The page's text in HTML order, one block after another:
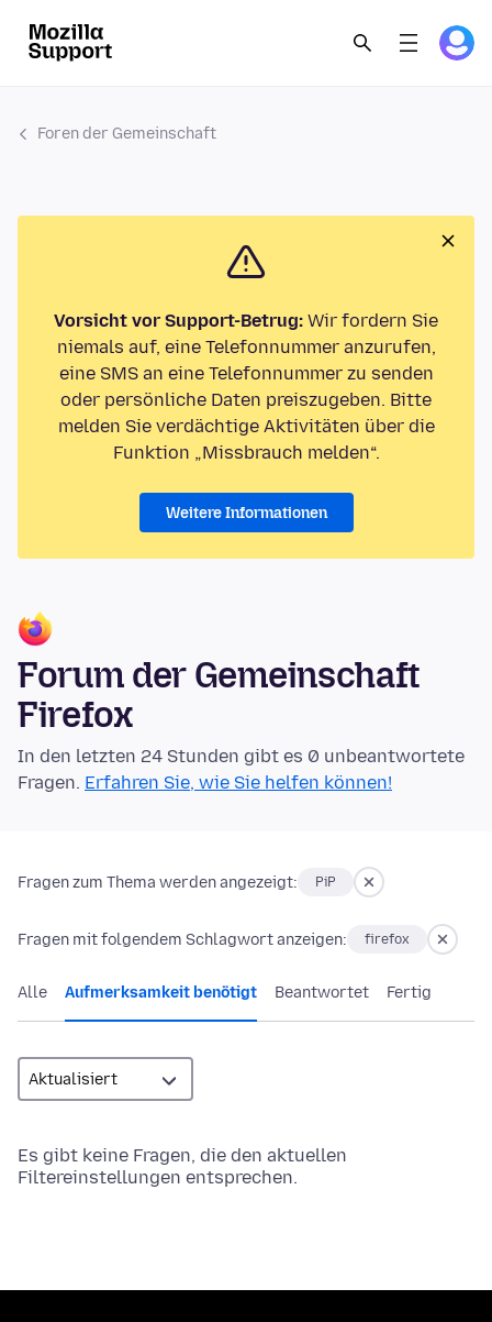
Foren der Gemeinschaft
Vorsicht vor Support-Betrug: Wir fordern Sie
niemals auf, eine Telefonnummer anzurufen,
eine SMS an eine Telefonnummer zu senden
oder persönliche Daten preiszugeben. Bitte
melden Sie verdächtige Aktivitäten über die
Funktion „Missbrauch melden“.
Weitere Informationen
Forum der Gemeinschaft
Firefox
In den letzten 24 Stunden gibt es 0 unbeantwortete
Fragen. Erfahren Sie, wie Sie helfen können!
Fragen zum Thema werden angezeigt: PiP
Fragen mit folgendem Schlagwort anzeigen: firefox
Alle Aufmerksamkeit benötigt Beantwortet Fertig
Es gibt keine Fragen, die den aktuellen
Filtereinstellungen entsprechen.